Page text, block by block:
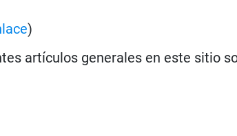
)
artículos generales en este sitio